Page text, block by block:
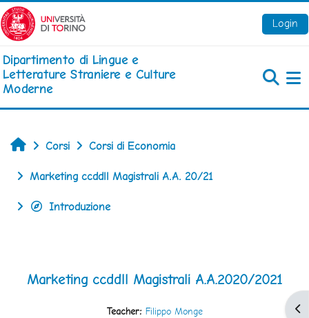
Vai al contenuto principale
Login
Dipartimento di Lingue e
Letterature Straniere e Culture
Moderne
Home
Corsi Corsi di Economia
Marketing ccddll Magistrali A.A. 20/21
Introduzione
Marketing ccddll Magistrali A.A.2020/2021
Teacher: Filippo Monge